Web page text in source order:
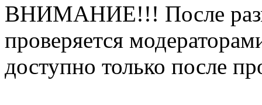
ВНИМАНИЕ!!! После
проверяется
доступно только после